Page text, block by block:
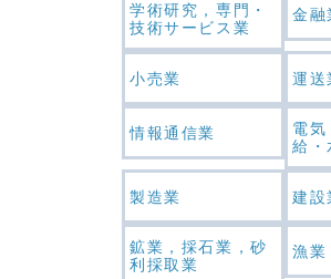
学術研究，専門・
技術サービス業
金融
小売業 運送
情報通信業
電気
給・
製造業 建設
鉱業，採石業，砂
利採取業
漁業